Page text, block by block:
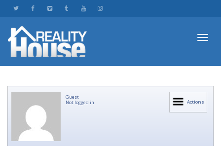
Actions
Guest
Not logged in